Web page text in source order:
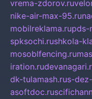
vrema-zdorov.ru
nike-air-max-95.ru
mobilreklama.rupds-
spksochi.rushkola-
mosoblfencing.ru
iration.ru
dk-tulamash.rus-
asoftdoc.ru